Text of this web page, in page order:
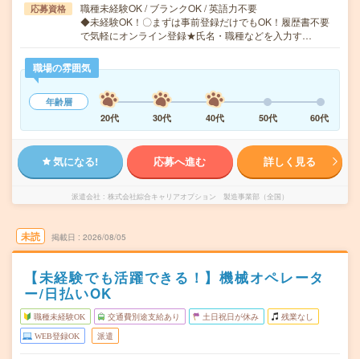
応募資格
職種未経験OK / ブランクOK / 英語力不要
◆未経験OK！〇まずは事前登録だけでもOK！履歴書不要
で気軽にオンライン登録★氏名・職種などを入力す…
職場の雰囲気
年齢層
20代
30代 40代 50代 60代
気になる! 応募へ進む 詳しく見る
派遣会社 株式会社綜合キャリアオプション 製造事業部（全国）
未読 掲載日 2026/08/05
【未経験でも活躍できる！】機械オペレータ
ー/日払いOK
職種未経験OK 交通費別途支給あり 土日祝日が休み 残業なし
WEB登録OK 派遣